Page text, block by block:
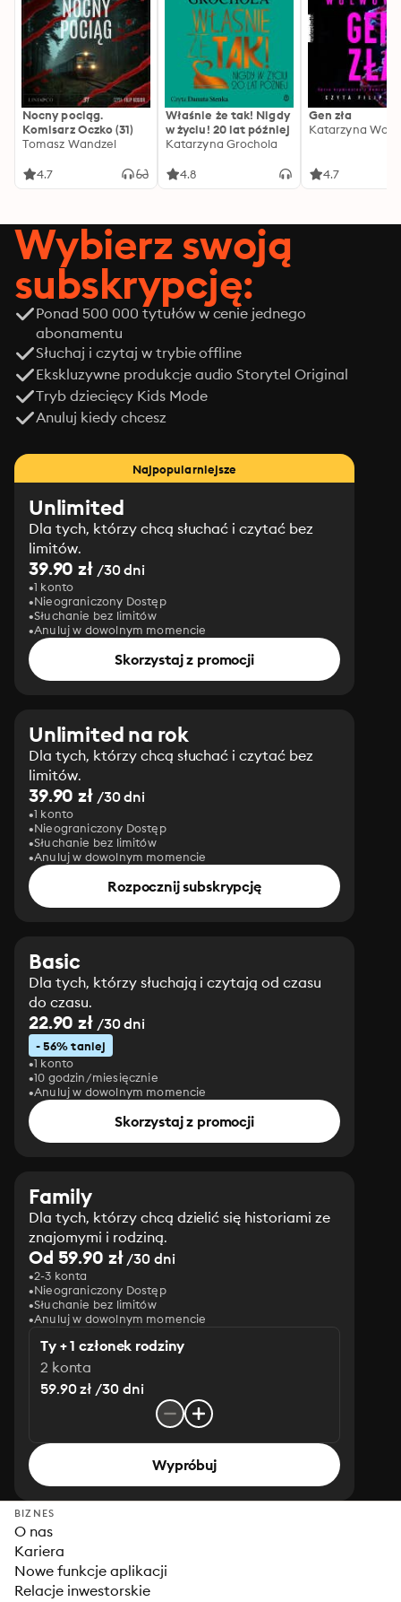
Nocny pociąg.
Komisarz Oczko (31)
Tomasz Wandzel
4.7
Właśnie że tak! Nigdy
w życiu! 20 lat później
Katarzyna Grochola
4.8
Gen zła
Katarzyna
4.7
Wybierz swoją
subskrypcję:
Ponad 500 000 tytułów w cenie jednego
abonamentu
Słuchaj i czytaj w trybie offline
Ekskluzywne produkcje audio Storytel Original
Tryb dziecięcy Kids Mode
Anuluj kiedy chcesz
Najpopularniejsze
Unlimited
Dla tych, którzy chcą słuchać i czytać bez
limitów.
39.90 zł/30 dni
1 konto
Nieograniczony Dostęp
Słuchanie bez limitów
Anuluj w dowolnym momencie
Skorzystaj z promocji
Unlimited na rok
Dla tych, którzy chcą słuchać i czytać bez
limitów.
39.90 zł/30 dni
1 konto
Nieograniczony Dostęp
Słuchanie bez limitów
Anuluj w dowolnym momencie
Rozpocznij subskrypcję
Basic
Dla tych, którzy słuchają i czytają od czasu
do czasu.
22.90 zł/30 dni
- 56% taniej
1 konto
10 godzin/miesięcznie
Anuluj w dowolnym momencie
Skorzystaj z promocji
Family
Dla tych, którzy chcą dzielić się historiami ze
znajomymi i rodziną.
Od 59.90 zł/30 dni
2-3 konta
Nieograniczony Dostęp
Słuchanie bez limitów
Anuluj w dowolnym momencie
Ty + 1 członek rodziny
2 konta
59.90 zł /30 dni
Wypróbuj
BIZNES
O nas
Kariera
Nowe funkcje aplikacji
Relacje inwestorskie